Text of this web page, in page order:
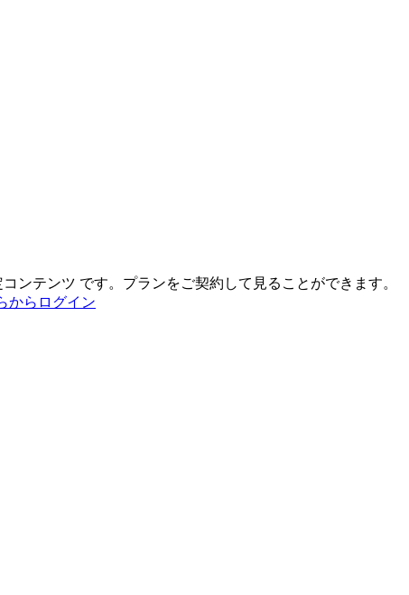
コンテンツ です。プランをご契約して見ることができます。
からログイン